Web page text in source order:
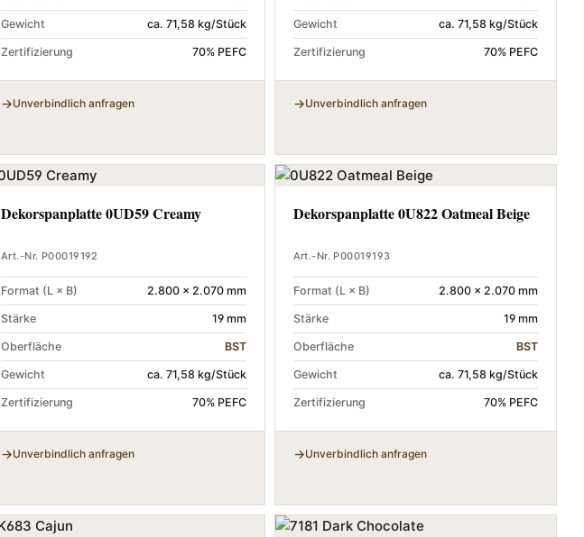
Gewicht ca. 71,58 kg/Stück
Zertifizierung 70% PEFC
Unverbindlich anfragen
Gewicht ca. 71,58 kg/Stück
Zertifizierung 70% PEFC
Unverbindlich anfragen
Dekorspanplatte 0UD59 Creamy
Art.-Nr. P00019192
Format (L × B) 2.800 × 2.070 mm
Stärke 19 mm
Oberfläche BST
Gewicht ca. 71,58 kg/Stück
Zertifizierung 70% PEFC
Unverbindlich anfragen
Dekorspanplatte 0U822 Oatmeal Beige
Art.-Nr. P00019193
Format (L × B) 2.800 × 2.070 mm
Stärke 19 mm
Oberfläche BST
Gewicht ca. 71,58 kg/Stück
Zertifizierung 70% PEFC
Unverbindlich anfragen